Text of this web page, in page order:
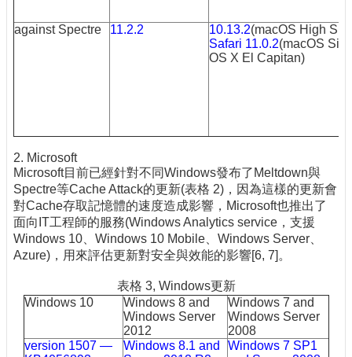
against Spectre 11.2.2 10.13.2(macOS High
Safari 11.0.2(macOS
OS X El Capitan)
2. Microsoft
Microsoft目前已經針對不同Windows發布了Meltdown與
Spectre等Cache Attack的更新(表格 2)，因為這樣的更新會
對Cache存取記憶體的速度造成影響，Microsoft也推出了
面向IT工程師的服務(Windows Analytics service，支援
Windows 10、Windows 10 Mobile、Windows Server、
Azure)，用來評估更新對安全與效能的影響[6, 7]。
表格 3, Windows更新
Windows 10
Windows 8 and
Windows Server
2012
Windows 7 and
Windows Server
2008
version 1507 —
Windows 8.1 and
Windows 7 SP1